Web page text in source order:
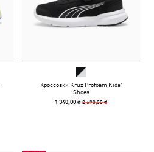
Кроссовки Kruz Profoam Kids'
Shoes
1 340,00 ₴2 690,00 ₴